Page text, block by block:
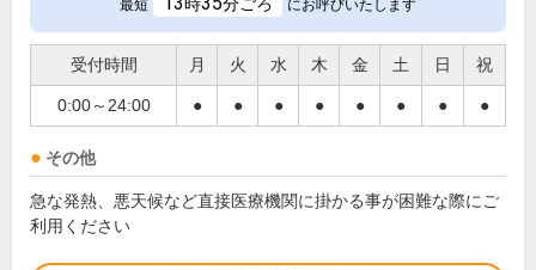
最短 にお呼びいたします
受付時間 月 火 水 木 金 土 日 祝
0:00～24:00 ● ● ● ● ● ● ● ●
その他
急な発熱、悪天候など直接医療機関に掛かる事が困難な際にご
利用ください